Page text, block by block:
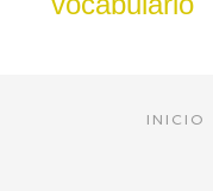
INICIO